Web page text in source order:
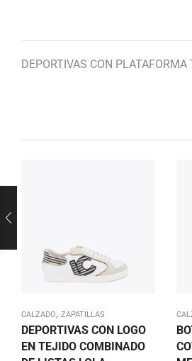
DEPORTIVAS CON
CALZADO, ZAPATILLAS
DEPORTIVAS CON LOGO
EN TEJIDO COMBINADO